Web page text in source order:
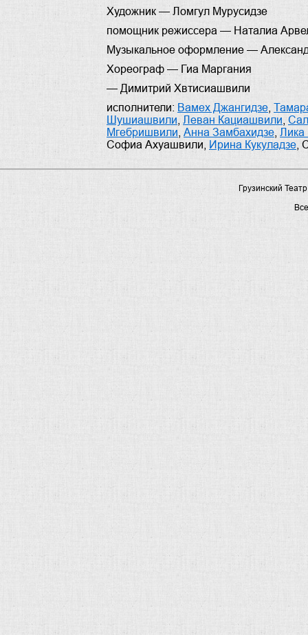
Художник — Ломгул Мурусидзе
помощник режиссера — Наталиа
Музыкальное оформление —
Хореограф — Гиа Маргания
— Димитрий Хвтисиашвили
исполнители: Вамех Джангидзе
Шушиашвили Леван Кациашвили
Мгебришвили Анна Замбахидзе Лика
Софиа Ахуашвили
Ирина Кукуладзе
Грузинский